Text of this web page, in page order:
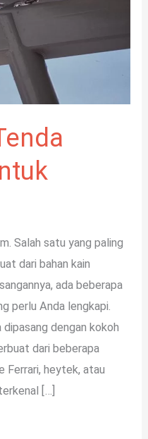
Salah satu yang paling
dari bahan kain
ada beberapa
perlu Anda lengkapi.
dengan kokoh
dari beberapa
Ferrari, heytek, atau
[…]